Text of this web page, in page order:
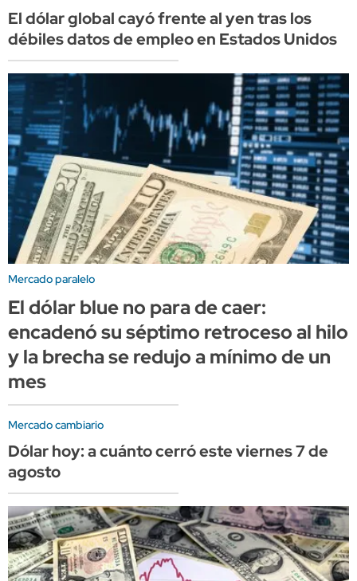
El dólar global cayó frente al yen tras los
débiles datos de empleo en Estados Unidos
Mercado paralelo
El dólar blue no para de caer:
encadenó su séptimo retroceso al hilo
y la brecha se redujo a mínimo de un
mes
Mercado cambiario
Dólar hoy: a cuánto cerró este viernes 7 de
agosto